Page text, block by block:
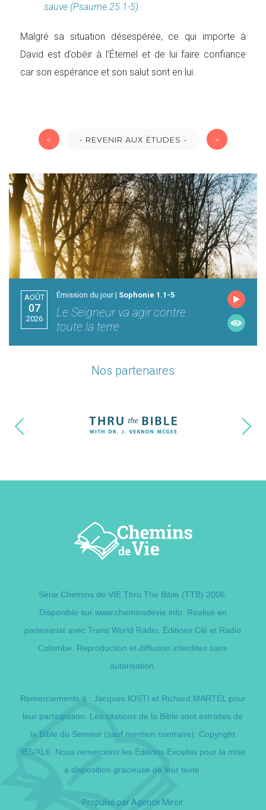
sauve (Psaume 25.1-5).
Malgré sa situation désespérée, ce qui importe à
David est d’obéir à l’Éternel et de lui faire confiance
car son espérance et son salut sont en lui.
< - REVENIR AUX ÉTUDES - >
AOÛT
07
2026
Émission du jour | Sophonie 1.1-5
Le Seigneur va agir contre
toute la terre
Nos partenaires
Série Chemins de VIE Thru The Bible (TTB) 2006.
Disponible sur www.cheminsdevie.info . Réalisé en
partenariat avec Trans World Radio, Éditions Clé et Radio
Colombe. Reproduction et diffusion interdites sans
autorisation.
Remerciements à : Jacques IOSTI et Richard MARTEL pour
leur participation. Les citations de la Bible sont extraites de
la Bible du Semeur (sauf mention contraire). Copyright
IBS/XL6. Nous remercions les Éditions Excelsis pour la mise
à disposition gracieuse de leur texte.
Propulsé par Agence Miroir